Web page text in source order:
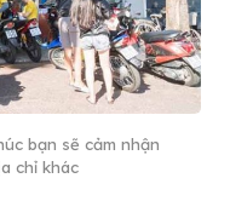
bạn sẽ cảm nhận
chỉ khác